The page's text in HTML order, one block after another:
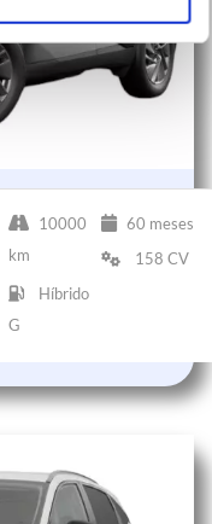
10000
km
60 meses
158 CV
Híbrido
G